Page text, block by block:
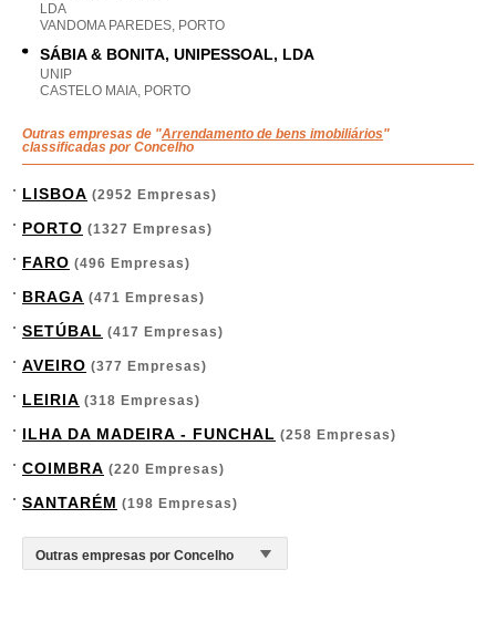
LDA
VANDOMA PAREDES, PORTO
SÁBIA & BONITA, UNIPESSOAL, LDA
UNIP
CASTELO MAIA, PORTO
Outras empresas de "Arrendamento de bens imobiliários"
classificadas por Concelho
LISBOA (2952 Empresas)
PORTO (1327 Empresas)
FARO (496 Empresas)
BRAGA (471 Empresas)
SETÚBAL (417 Empresas)
AVEIRO (377 Empresas)
LEIRIA (318 Empresas)
ILHA DA MADEIRA - FUNCHAL (258 Empresas)
COIMBRA (220 Empresas)
SANTARÉM (198 Empresas)